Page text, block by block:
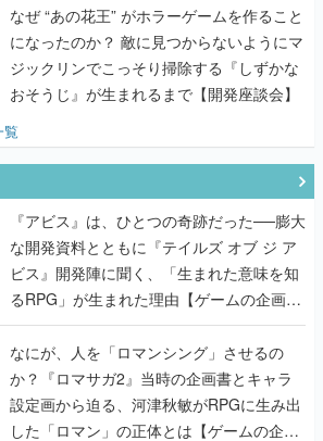
おそうじ』が生まれるまで【開発座談会】
覧
『アビス』は、ひとつの奇跡だった──膨大
な開発資料とともに『テイルズ オブ ジ ア
るRPG」が生まれた理由【ゲームの企画
書】
なにが、人を「ロマンシング」させるの
か？『ロマサガ2』当時の企画書とキャラ
設定画から迫る、河津秋敏がRPGに生み出
した「ロマン」の正体とは【ゲームの企画
書】
『ガンパレ』の企画書、ついに公開━初代
PSの伝説的タイトルは、なぜ生まれたの